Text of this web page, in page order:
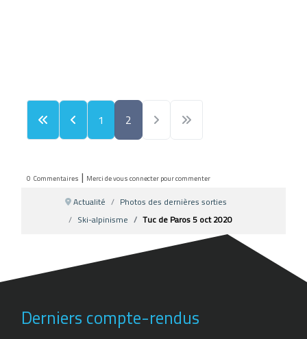
1 2
0 Commentaires | Merci de vous connecter pour commenter
Actualité
Photos des dernières sorties
Ski-alpinisme
Tuc de Paros 5 oct 2020
Derniers compte-rendus